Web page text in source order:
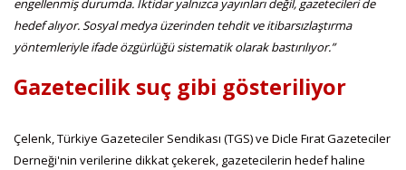
engellenmiş durumda. İktidar yalnızca yayınları değil, gazetecileri de
hedef alıyor. Sosyal medya üzerinden tehdit ve itibarsızlaştırma
yöntemleriyle ifade özgürlüğü sistematik olarak bastırılıyor.”
Gazetecilik suç gibi gösteriliyor
Çelenk, Türkiye Gazeteciler Sendikası (TGS) ve Dicle Fırat Gazeteciler
Derneği'nin verilerine dikkat çekerek, gazetecilerin hedef haline